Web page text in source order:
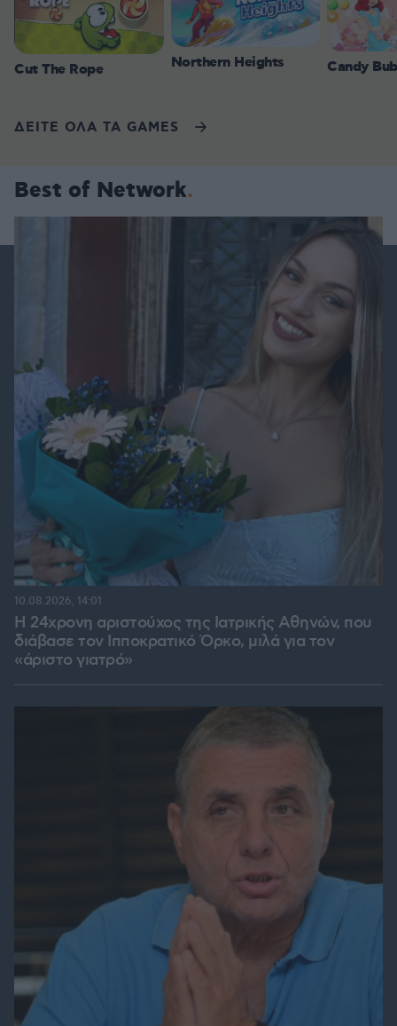
Cut The Rope Northern Heights Candy
ΔΕΙΤΕ ΟΛΑ ΤΑ GAMES
Best of Network
Η 24χρονη αριστούχος της Ιατρικής Αθηνών, που
διάβασε τον Ιπποκρατικό Όρκο, μιλά για τον
«άριστο γιατρό»
10.08.2026, 14:01